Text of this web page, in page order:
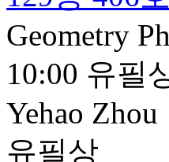
Geometry
10:00 유필
Yehao Zhou
유필상